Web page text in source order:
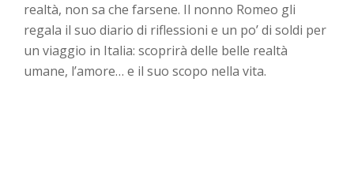
realtà, non sa che farsene. Il nonno Romeo gli
regala il suo diario di riflessioni e un po’ di soldi per
un viaggio in Italia: scoprirà delle belle realtà
umane, l’amore… e il suo scopo nella vita.